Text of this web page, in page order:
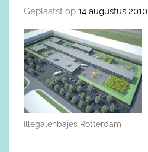
Geplaatst op 14 augustus 2010
Illegalenbajes Rotterdam